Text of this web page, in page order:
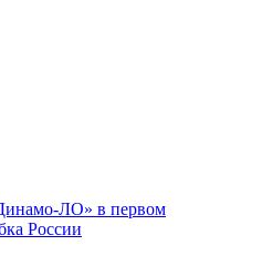
ЛО» в первом
России